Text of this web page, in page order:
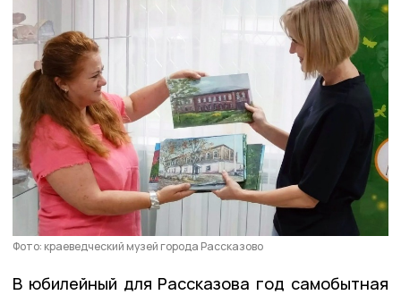
Фото: краеведческий музей города Рассказово
В юбилейный для Рассказова год самобытная